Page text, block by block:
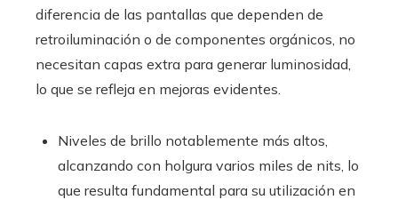
diferencia de las pantallas que dependen de
retroiluminación o de componentes orgánicos, no
necesitan capas extra para generar luminosidad,
lo que se refleja en mejoras evidentes.
Niveles de brillo notablemente más altos,
alcanzando con holgura varios miles de nits, lo
que resulta fundamental para su utilización en